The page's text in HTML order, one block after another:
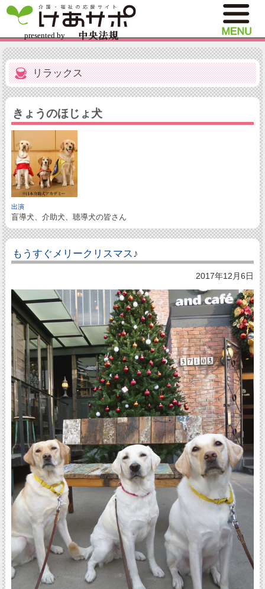
リラックス
きょうのほじょ犬
出演
盲導犬、介助犬、聴導犬の皆さん
もうすぐメリークリスマス♪
2017年12月6日